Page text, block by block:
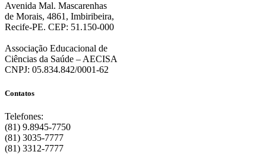
Avenida Mal. Mascarenhas
de Morais, 4861, Imbiribeira,
Recife-PE. CEP: 51.150-000
Associação Educacional de
Ciências da Saúde – AECISA
CNPJ: 05.834.842/0001-62
Contatos
Telefones:
(81) 9.8945-7750
(81) 3035-7777
(81) 3312-7777